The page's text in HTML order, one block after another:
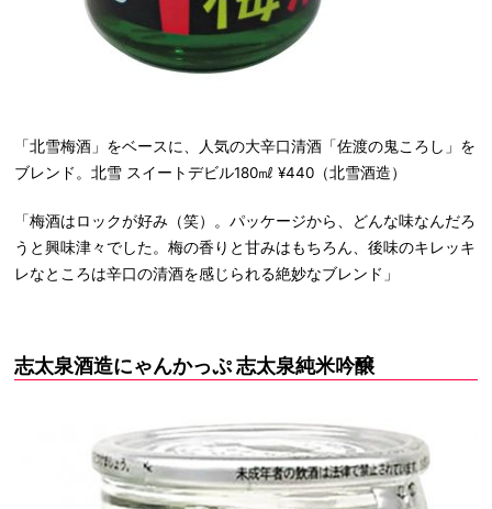
「北雪梅酒」をベースに、人気の大辛口清酒「佐渡の鬼ころし」を
ブレンド。北雪 スイートデビル180㎖ ¥440（北雪酒造）
「梅酒はロックが好み（笑）。パッケージから、どんな味なんだろ
うと興味津々でした。梅の香りと甘みはもちろん、後味のキレッキ
レなところは辛口の清酒を感じられる絶妙なブレンド」
志太泉酒造にゃんかっぷ 志太泉純米吟醸